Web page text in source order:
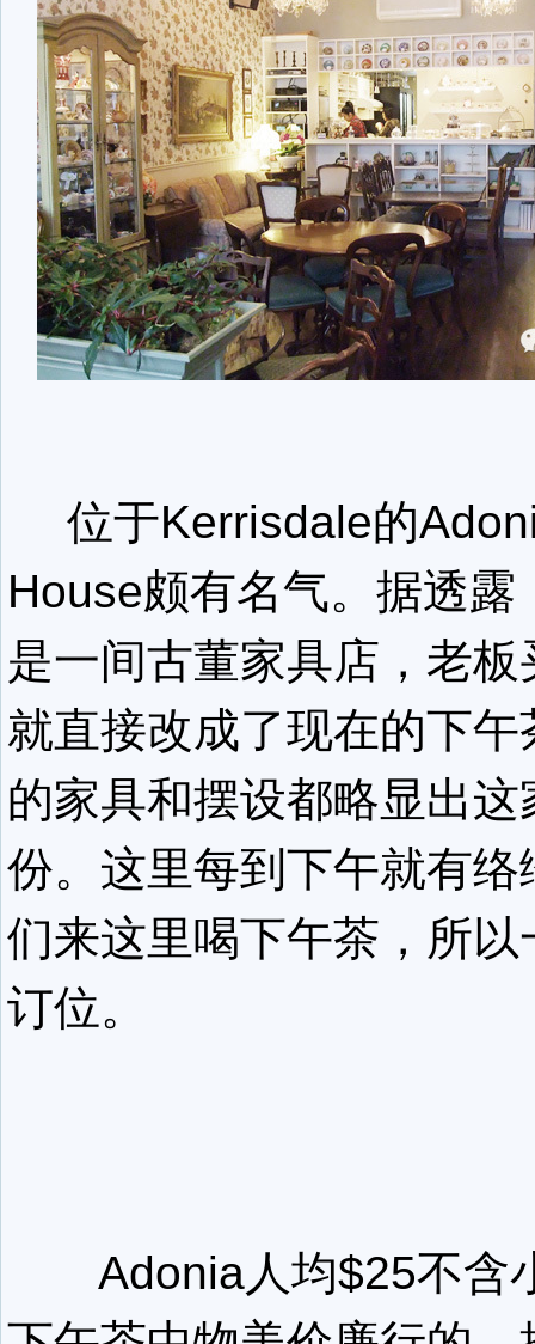
位于Kerrisdale的
House颇有名气。据透露
是一间古董家具店，老板
就直接改成了现在的下午
的家具和摆设都略显出这
份。这里每到下午就有络
们来这里喝下午茶，所以
订位。
Adonia人均$25不含